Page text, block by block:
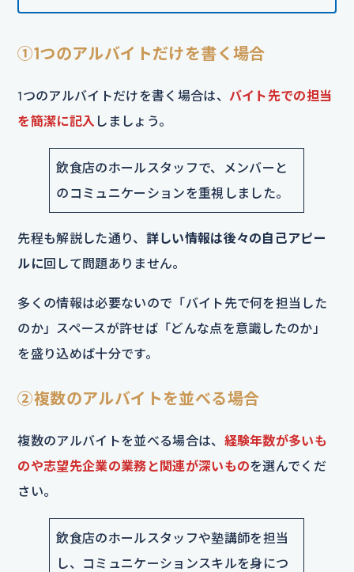
①1つのアルバイトだけを書く場合
1つのアルバイトだけを書く場合は、 バイト先での担当
を簡潔に記入 しましょう。
飲食店のホールスタッフで、メンバーと
のコミュニケーションを重視しました。
先程も解説した通り、 詳しい情報は後々の自己アピー
ルに回して問題ありません。
多くの情報は必要ないので「バイト先で何を担当した
のか」スペースが許せば「どんな点を意識したのか」
を盛り込めば十分です。
②複数のアルバイトを並べる場合
複数のアルバイトを並べる場合は、 経験年数が多いも
のや志望先企業の業務と関連が深いものを選んでくだ
さい。
飲食店のホールスタッフや塾講師を担当
し、コミュニケーションスキルを身につ